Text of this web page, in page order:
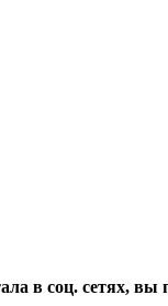
в соц. сетях, вы